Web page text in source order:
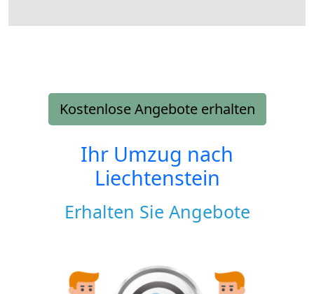
Kostenlose Angebote erhalten
Ihr Umzug nach
Liechtenstein
Erhalten Sie Angebote